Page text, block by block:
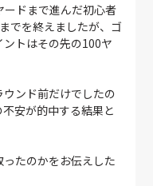
ドまで進んだ初心者
でを終えましたが、ゴ
トはその先の100ヤ
ンド前だけでしたの
安が的中する結果と
たのかをお伝えした